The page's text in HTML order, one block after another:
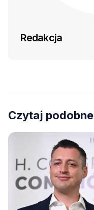
Redakcja
Czytaj podobne